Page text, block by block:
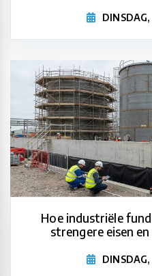
Hoe industriële
strengere eisen